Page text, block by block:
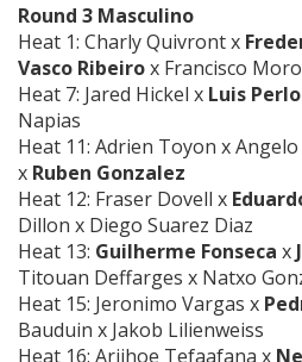
Round 3 Masculino
Heat 1: Charly Quivront x
Vasco Ribeirox Francisco
Heat 7: Jared Hickel x Luis
Napias
Heat 11: Adrien Toyon x
x Ruben Gonzalez
Heat 12: Fraser Dovell x
Dillon x Diego Suarez Diaz
Heat 13: Guilherme Fonseca x
Titouan Deffarges x Natxo
Heat 15: Jeronimo Vargas x
Bauduin x Jakob Lilienweiss
Heat 16: Ariihoe Tefaafana x